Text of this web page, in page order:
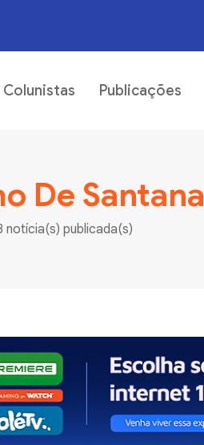
Colunistas Publicações
De Santana
notícia(s) publicada(s)